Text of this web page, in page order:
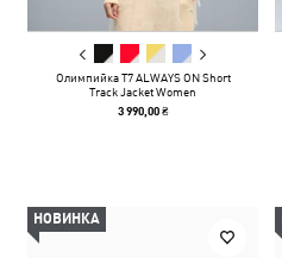
Олимпийка T7 ALWAYS ON Short
Track Jacket Women
3 990,00 ₴
НОВИНКА